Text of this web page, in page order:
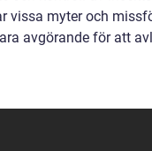
vissa myter och
avgörande för att